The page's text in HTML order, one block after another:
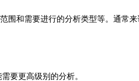
围和需要进行的分析类型等。通常
要更高级别的分析。